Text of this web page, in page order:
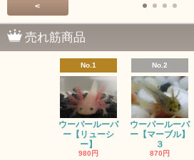
<
売れ筋商品
No.1
ウーパールーパ
ー【リューシ
ー】
980円
No.2
ウーパールーパ
ー【マーブル】
３
870円